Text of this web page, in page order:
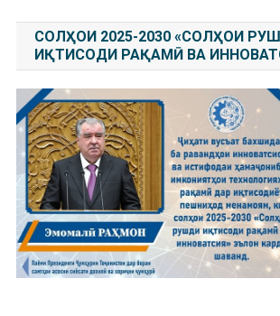
СОЛҲОИ 2025-2030 «СОЛҲОИ
ИҚТИСОДИ РАҚАМӢ ВА